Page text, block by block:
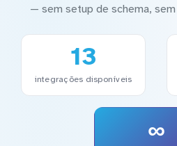
— sem setup de schema,
13
integrações disponíveis
∞